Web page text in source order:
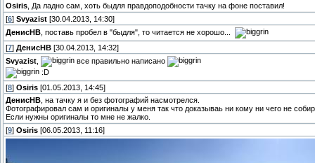
Osiris , Да ладно сам, хоть быдля правдоподобности тачку на фоне поставил!
[6] Svyazist [30.04.2013, 14:30]
ДенисНВ , поставь пробел в "быдля", то читается не хорошо...
[7] ДенисНВ [30.04.2013, 14:32]
Svyazist
все правильно написано
:D
[8] Osiris [01.05.2013, 14:45]
ДенисНВ , на тачку я и без фотографий насмотрелся.
Фотографировал сам и оригиналы у меня так что доказываь ни кому ни чего не
Если нужны оригиналы то мне не жалко.
[9] Osiris [06.05.2013, 11:16]